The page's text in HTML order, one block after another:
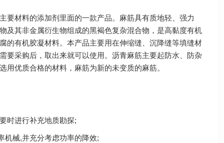
要材料的添加剂里面的一款产品。麻筋具有质地轻、强力
及其非金属衍生物组成的黑褐色复杂混合物，是高黏度有机
的有机胶凝材料。本产品主要用在伸缩缝、沉降缝等填缝材
要采购后，取出来就可以使用。沥青麻筋主要起防水、防杂
优质合格的材料，麻筋为新的未变质的麻筋。
时进行补充地质勘探;
械,并充分考虑功率的降效;